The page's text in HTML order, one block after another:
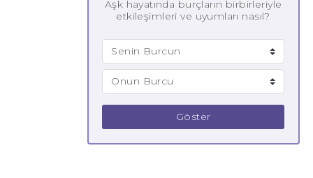
Aşk hayatında burçların birbirleriyle
etkileşimleri ve uyumları nasıl?
Göster